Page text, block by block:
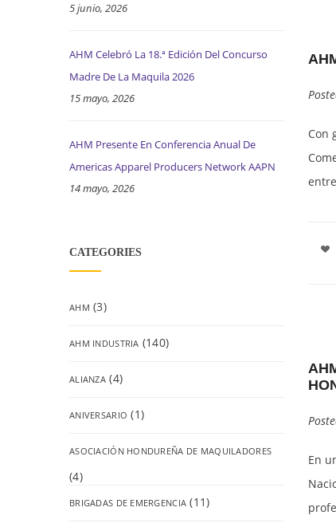
5 junio, 2026
AHM Celebró La 18.ª Edición Del Concurso
Madre De La Maquila 2026
15 mayo, 2026
AHM Presente En Conferencia Anual De
Americas Apparel Producers Network AAPN
14 mayo, 2026
CATEGORIES
AHM (3)
AHM INDUSTRIA (140)
ALIANZA(4)
ANIVERSARIO (1)
ASOCIACIÓN HONDUREÑA DE MAQUILADORES
(4)
BRIGADAS DE EMERGENCIA (11)
Con
En